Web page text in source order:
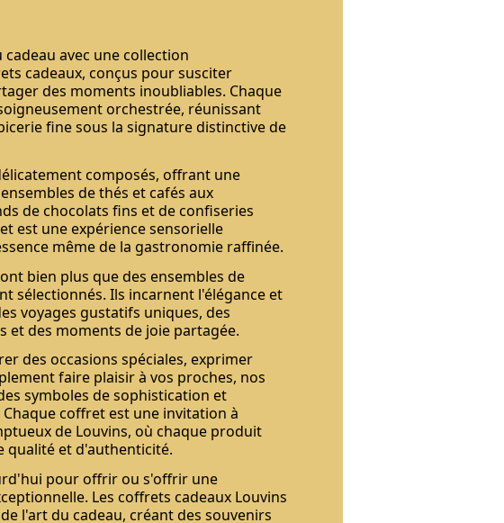
avec une collection
cadeaux, conçus pour susciter
des moments inoubliables. Chaque
orchestrée, réunissant
fine sous la signature distinctive de
composés, offrant une
de thés et cafés aux
de chocolats fins et de confiseries
est une expérience sensorielle
même de la gastronomie raffinée.
bien plus que des ensembles de
sélectionnés. Ils incarnent l'élégance et
voyages gustatifs uniques, des
et des moments de joie partagée.
des occasions spéciales, exprimer
faire plaisir à vos proches, nos
symboles de sophistication et
coffret est une invitation à
de Louvins, où chaque produit
qualité et d'authenticité.
pour offrir ou s'offrir une
Les coffrets cadeaux Louvins
l'art du cadeau, créant des souvenirs